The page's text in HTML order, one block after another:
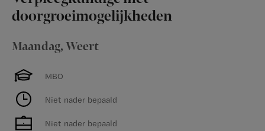
doorgroeimogelijkheden
Maandag, Weert
MBO
Niet nader bepaald
Niet nader bepaald